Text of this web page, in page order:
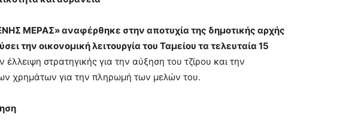
ΜΕΡΑΣ» αναφέρθηκε στην αποτυχία της δημοτικής αρχής
την οικονομική λειτουργία του Ταμείου τα τελευταία 15
στρατηγικής για την αύξηση του τζίρου και την
χρημάτων για την πληρωμή των μελών του.